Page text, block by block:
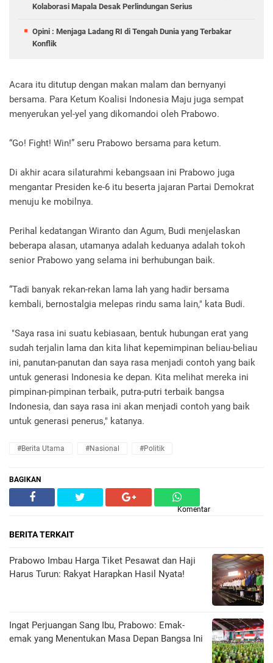
Kolaborasi Mapala Desak Perlindungan Serius
Opini : Menjaga Ladang RI di Tengah Dunia yang Terbakar
Konflik
Acara itu ditutup dengan makan malam dan bernyanyi
bersama. Para Ketum Koalisi Indonesia Maju juga sempat
menyerukan yel-yel yang dikomandoi oleh Prabowo.
“Go! Fight! Win!” seru Prabowo bersama para ketum.
Di akhir acara silaturahmi kebangsaan ini Prabowo juga
mengantar Presiden ke-6 itu beserta jajaran Partai Demokrat
menuju ke mobilnya.
Perihal kedatangan Wiranto dan Agum, Budi menjelaskan
beberapa alasan, utamanya adalah keduanya adalah tokoh
senior Prabowo yang selama ini berhubungan baik.
“Tadi banyak rekan-rekan lama lah yang hadir bersama
kembali, bernostalgia melepas rindu sama lain," kata Budi.
"Saya rasa ini suatu kebiasaan, bentuk hubungan erat yang
sudah terjalin lama dan kita lihat kepemimpinan beliau-beliau
ini, panutan-panutan dan saya rasa menjadi contoh yang baik
untuk generasi Indonesia ke depan. Kita melihat mereka ini
pimpinan-pimpinan terbaik, putra-putri terbaik bangsa
Indonesia, dan saya rasa ini akan menjadi contoh yang baik
untuk generasi penerus," katanya.
#Berita Utama #Nasional #Politik
BAGIKAN
Komentar
BERITA TERKAIT
Prabowo Imbau Harga Tiket Pesawat dan Haji
Harus Turun: Rakyat Harapkan Hasil Nyata!
Ingat Perjuangan Sang Ibu, Prabowo: Emak-
emak yang Menentukan Masa Depan Bangsa Ini